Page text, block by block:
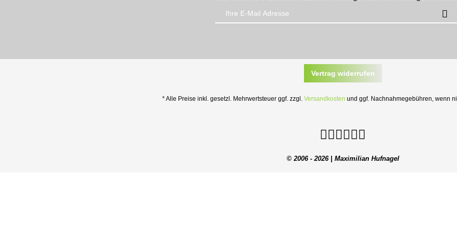
Vertrag widerrufen
* Alle Preise inkl. gesetzl. Mehrwertsteuer ggf. zzgl. Versandkosten und ggf. Nachnahmegebühren, wenn
© 2006 - 2026 | Maximilian Hufnagel